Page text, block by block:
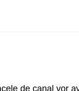
de canal vor